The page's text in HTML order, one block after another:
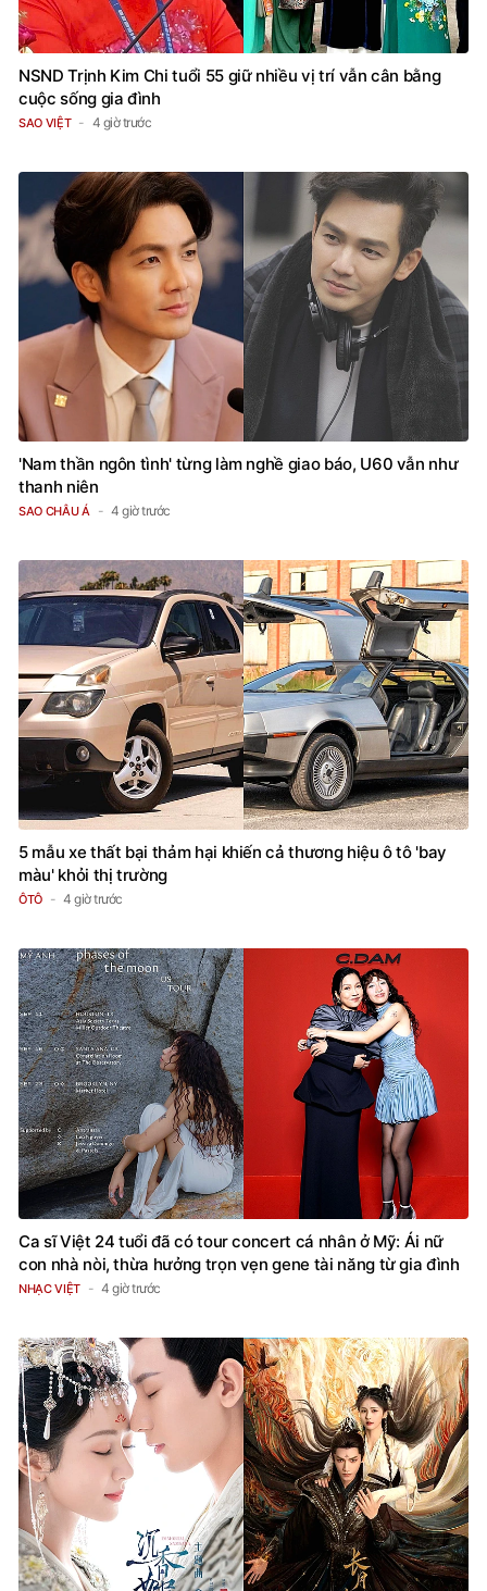
NSND Trịnh Kim Chi tuổi 55 giữ nhiều vị trí vẫn cân bằng
cuộc sống gia đình
SAO VIỆT 4 giờ trước
'Nam thần ngôn tình' từng làm nghề giao báo, U60 vẫn như
thanh niên
SAO CHÂU Á 4 giờ trước
5 mẫu xe thất bại thảm hại khiến cả thương hiệu ô tô 'bay
màu' khỏi thị trường
ÔTÔ 4 giờ trước
Ca sĩ Việt 24 tuổi đã có tour concert cá nhân ở Mỹ: Ái nữ
con nhà nòi, thừa hưởng trọn vẹn gene tài năng từ gia đình
NHẠC VIỆT 4 giờ trước